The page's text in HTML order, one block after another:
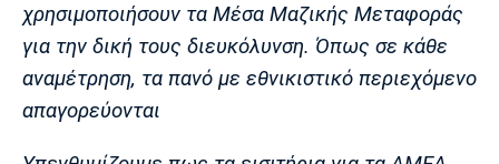
Πόρτο Μπενφίκα
χρησιμοποιήσουν τα Μέσα Μαζικής Μεταφοράς
για την δική τους διευκόλυνση. Όπως σε κάθε
αναμέτρηση, τα πανό με εθνικιστικό περιεχόμενο
απαγορεύονται